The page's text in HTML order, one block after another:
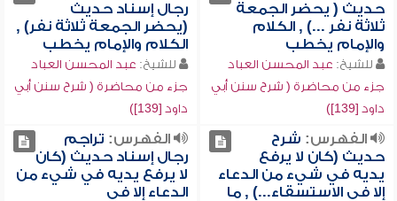
حديث ( يحضر الجمعة
ثلاثة نفر ...) , الكلام
والإمام يخطب
للشيخ: عبد المحسن العباد
جزء من محاضرة ( شرح سنن أبي
داود [139])
رجال إسناد حديث
(يحضر الجمعة ثلاثة نفر) ,
الكلام والإمام يخطب
للشيخ: عبد المحسن العباد
جزء من محاضرة ( شرح سنن أبي
داود [139])
الفهرس: شرح
حديث (كان لا يرفع
يديه في شيء من الدعاء
إلا في الاستسقاء...) , ما
الفهرس: تراجم
رجال إسناد حديث (كان
لا يرفع يديه في شيء من
الدعاء إلا في